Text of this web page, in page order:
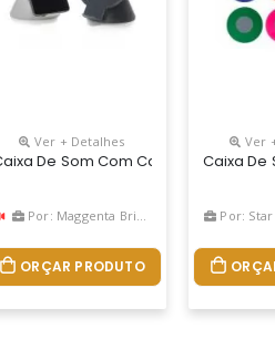
A Parte Inferior Com
Para Fixação Em
Caneta. Material Plástico
E Bambu. Com Potência
Ver + Detalhes
De Som Com Carregador
Por: Maggenta Brindes
ORÇAR PRODUTO
Ver
Caixa De
Por: